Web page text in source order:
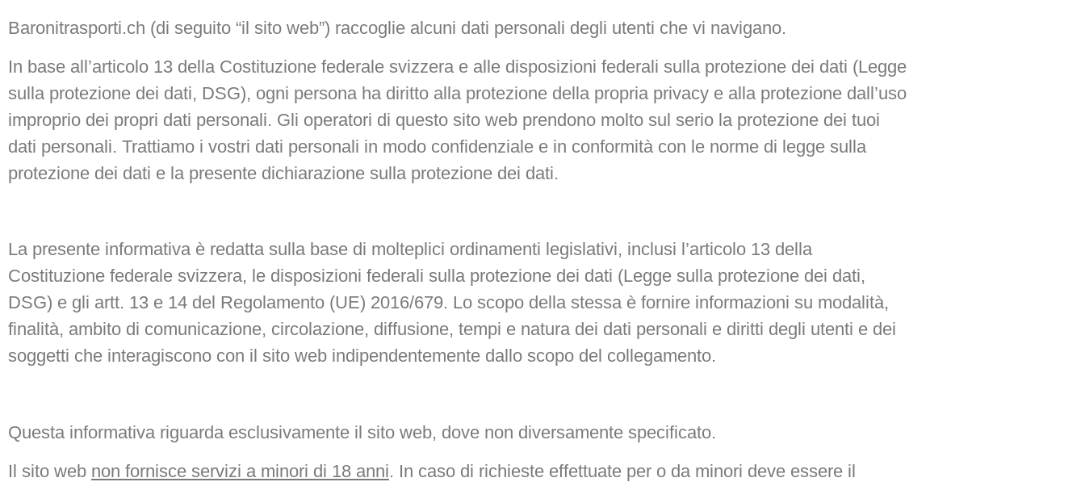
Baronitrasporti.ch (di seguito “il sito web”) raccoglie alcuni dati personali degli utenti che vi navigano.
In base all’articolo 13 della Costituzione federale svizzera e alle disposizioni federali sulla protezione dei dati (Legge
sulla protezione dei dati, DSG), ogni persona ha diritto alla protezione della propria privacy e alla protezione dall’uso
improprio dei propri dati personali. Gli operatori di questo sito web prendono molto sul serio la protezione dei tuoi
dati personali. Trattiamo i vostri dati personali in modo confidenziale e in conformità con le norme di legge sulla
protezione dei dati e la presente dichiarazione sulla protezione dei dati.
La presente informativa è redatta sulla base di molteplici ordinamenti legislativi, inclusi l’articolo 13 della
Costituzione federale svizzera, le disposizioni federali sulla protezione dei dati (Legge sulla protezione dei dati,
DSG) e gli artt. 13 e 14 del Regolamento (UE) 2016/679. Lo scopo della stessa è fornire informazioni su modalità,
finalità, ambito di comunicazione, circolazione, diffusione, tempi e natura dei dati personali e diritti degli utenti e dei
soggetti che interagiscono con il sito web indipendentemente dallo scopo del collegamento.
Questa informativa riguarda esclusivamente il sito web, dove non diversamente specificato.
Il sito web non fornisce servizi a minori di 18 anni. In caso di richieste effettuate per o da minori deve essere il